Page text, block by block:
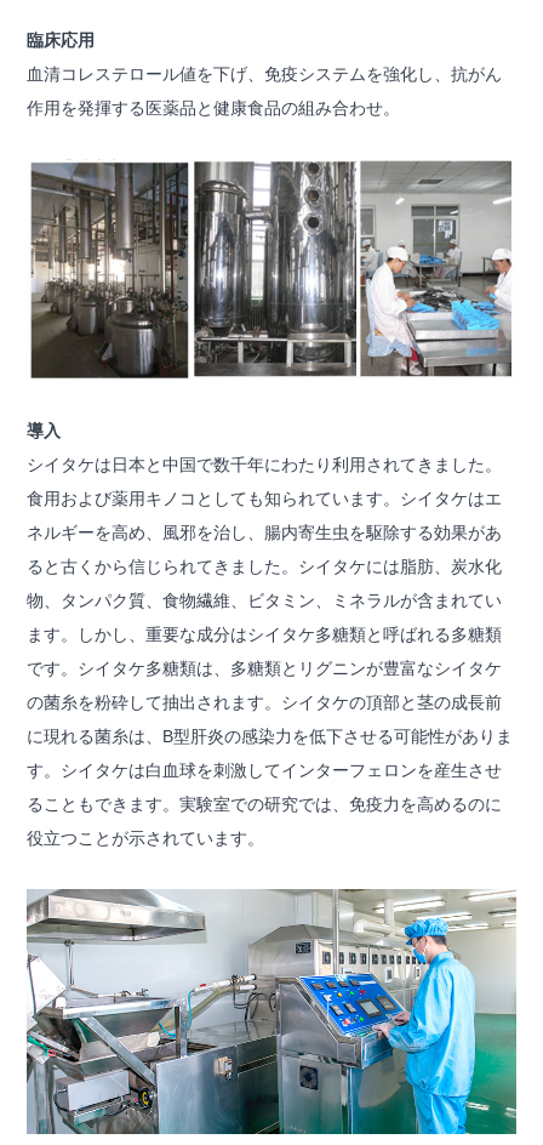
臨床応用
血清コレステロール値を下げ、免疫システムを強化し、抗がん
作用を発揮する医薬品と健康食品の組み合わせ。
導入
シイタケは日本と中国で数千年にわたり利用されてきました。
食用および薬用キノコとしても知られています。シイタケはエ
ネルギーを高め、風邪を治し、腸内寄生虫を駆除する効果があ
ると古くから信じられてきました。シイタケには脂肪、炭水化
物、タンパク質、食物繊維、ビタミン、ミネラルが含まれてい
ます。しかし、重要な成分はシイタケ多糖類と呼ばれる多糖類
です。シイタケ多糖類は、多糖類とリグニンが豊富なシイタケ
の菌糸を粉砕して抽出されます。シイタケの頂部と茎の成長前
に現れる菌糸は、B型肝炎の感染力を低下させる可能性がありま
す。シイタケは白血球を刺激してインターフェロンを産生させ
ることもできます。実験室での研究では、免疫力を高めるのに
役立つことが示されています。